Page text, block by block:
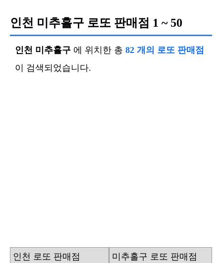
인천 미추홀구 로또 판매점 1 ~ 50
인천 미추홀구 에 위치한 총 82 개의 로또 판매점
이 검색되었습니다.
인천 로또 판매점 미추홀구 로또 판매점